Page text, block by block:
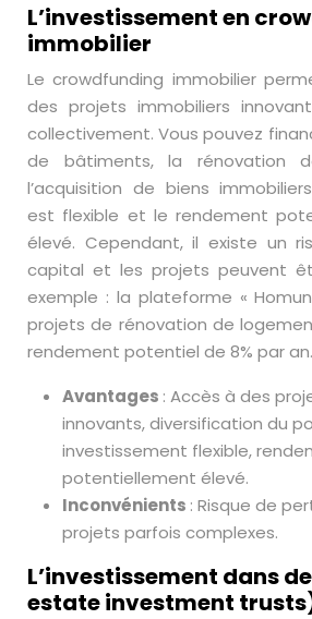
L’investissement en
immobilier
Le crowdfunding immobilier
des projets immobiliers
collectivement. Vous pouvez
de bâtiments, la rénovation
l’acquisition de biens
est flexible et le rendement
élevé. Cependant, il existe un
capital et les projets peuvent
exemple : la plateforme «
projets de rénovation de
rendement potentiel de 8% par an.
Avantages : Accès à des
innovants, diversification du
investissement flexible,
potentiellement élevé.
Inconvénients : Risque de
projets parfois complexes.
L’investissement dans
estate investment